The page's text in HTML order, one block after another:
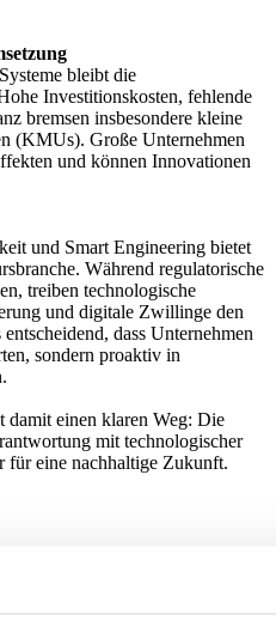
bleibt die
Investitionskosten, fehlende
bremsen insbesondere kleine
(KMUs). Große Unternehmen
und können Innovationen
und Smart Engineering bietet
Während regulatorische
treiben technologische
und digitale Zwillinge den
dass Unternehmen
sondern proaktiv in
damit einen klaren Weg: Die
mit technologischer
eine nachhaltige Zukunft.